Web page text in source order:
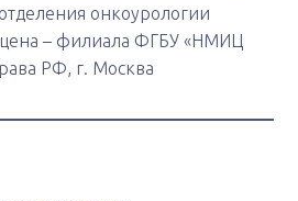
онкоурологии
– филиала ФГБУ «НМИЦ
РФ, г. Москва